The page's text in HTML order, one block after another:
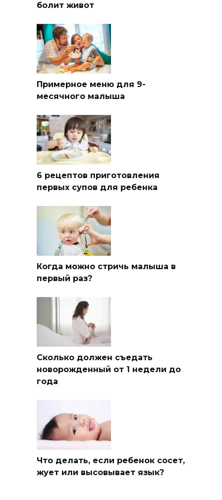
болит живот
Примерное меню для 9-
месячного малыша
6 рецептов приготовления
первых супов для ребенка
Когда можно стричь малыша в
первый раз?
Сколько должен съедать
новорожденный от 1 недели до
года
Что делать, если ребенок сосет,
жует или высовывает язык?